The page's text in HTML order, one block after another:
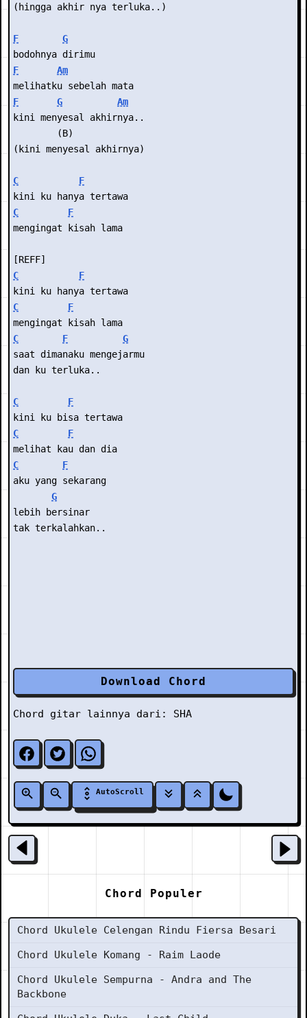
(hingga akhir nya terluka..)
F
G
bodohnya dirimu
F
Am
melihatku sebelah mata
F
G
Am
kini menyesal akhirnya..
        (B)
(kini menyesal akhirnya)
C
F
kini ku hanya tertawa
C
F
mengingat kisah lama
[REFF]
C
F
kini ku hanya tertawa
C
F
mengingat kisah lama
C
F
G
saat dimanaku mengejarmu
dan ku terluka..
C
F
kini ku bisa tertawa
C
F
melihat kau dan dia
C
F
aku yang sekarang
G
lebih bersinar
tak terkalahkan..
Download Chord
Chord gitar lainnya dari: SHA
AutoScroll
Chord Populer
Chord Ukulele Celengan Rindu Fiersa Besari
Chord Ukulele Komang - Raim Laode
Chord Ukulele Sempurna - Andra and The
Backbone